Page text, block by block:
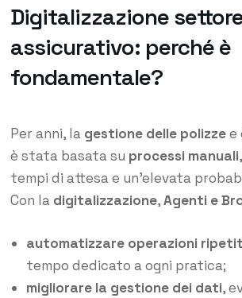
Digitalizzazione
assicurativo: perché è
fondamentale?
Per anni, la gestione delle polizzee
è stata basata su processi manuali
tempi di attesa e un’elevata
Con la digitalizzazione,Agenti e
automatizzare operazioni
tempo dedicato a ogni pratica;
migliorare la gestione dei dati,